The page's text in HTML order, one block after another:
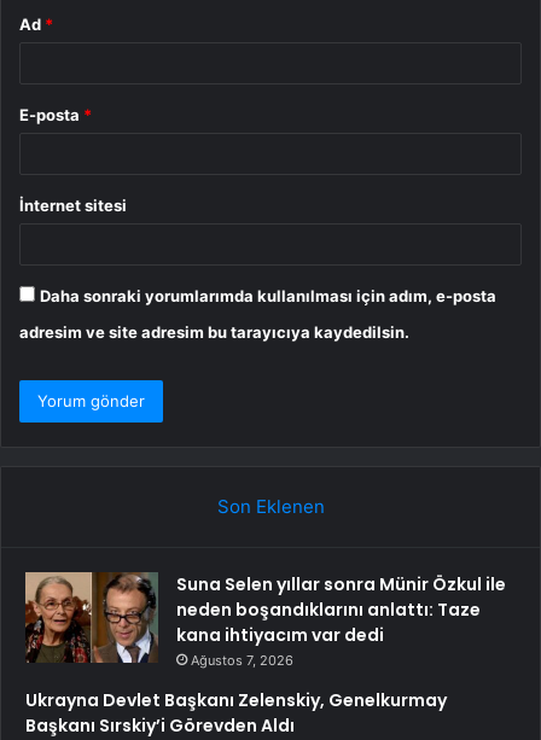
Ad *
E-posta *
İnternet sitesi
Daha sonraki yorumlarımda kullanılması için adım, e-posta
adresim ve site adresim bu tarayıcıya kaydedilsin.
Son Eklenen
Suna Selen yıllar sonra Münir Özkul ile
neden boşandıklarını anlattı: Taze
kana ihtiyacım var dedi
Ağustos 7, 2026
Ukrayna Devlet Başkanı Zelenskiy, Genelkurmay
Başkanı Sırskiy’i Görevden Aldı